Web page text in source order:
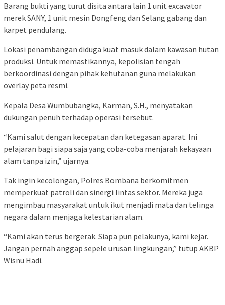
Barang bukti yang turut disita antara lain 1 unit excavator
merek SANY, 1 unit mesin Dongfeng dan Selang gabang dan
karpet pendulang.
Lokasi penambangan diduga kuat masuk dalam kawasan hutan
produksi. Untuk memastikannya, kepolisian tengah
berkoordinasi dengan pihak kehutanan guna melakukan
overlay peta resmi.
Kepala Desa Wumbubangka, Karman, S.H., menyatakan
dukungan penuh terhadap operasi tersebut.
“Kami salut dengan kecepatan dan ketegasan aparat. Ini
pelajaran bagi siapa saja yang coba-coba menjarah kekayaan
alam tanpa izin,” ujarnya.
Tak ingin kecolongan, Polres Bombana berkomitmen
memperkuat patroli dan sinergi lintas sektor. Mereka juga
mengimbau masyarakat untuk ikut menjadi mata dan telinga
negara dalam menjaga kelestarian alam.
“Kami akan terus bergerak. Siapa pun pelakunya, kami kejar.
Jangan pernah anggap sepele urusan lingkungan,” tutup AKBP
Wisnu Hadi.